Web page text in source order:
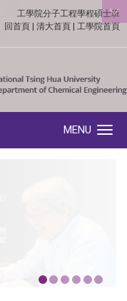
:::
工學院分子工程學程碩士班
回首頁
清大首頁 工學院首頁
MENU